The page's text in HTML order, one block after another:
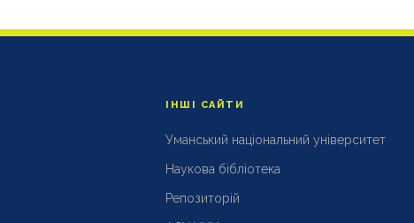
ІНШІ САЙТИ
Уманський національний університет
Наукова бібліотека
Репозиторій